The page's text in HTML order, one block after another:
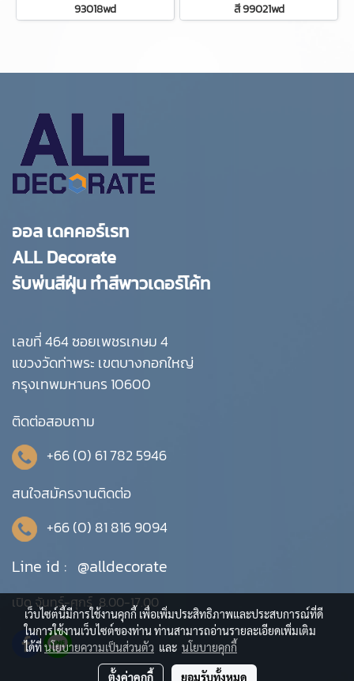
93018wd สี 99021wd
ออล เดคคอร์เรท
ALL Decorate
รับพ่นสีฝุ่น ทำสีพาวเดอร์โค้ท
เลขที่ 464 ซอยเพชรเกษม 4
แขวงวัดท่าพระ เขตบางกอกใหญ่
กรุงเทพมหานคร 10600
ติดต่อสอบถาม
+66 (0) 61 782 5946
สนใจสมัครงานติดต่อ
+66 (0) 81 816 9094
Line id : @alldecorate
เปิด จันทร์-ศุกร์ 8.00-17.00
เว็บไซต์นี้มีการใช้งานคุกกี้ เพื่อเพิ่มประสิทธิภาพและประสบการณ์ที่ดี
ในการใช้งานเว็บไซต์ของท่าน ท่านสามารถอ่านรายละเอียดเพิ่มเติม
ได้ที่นโยบายความเป็นส่วนตัว และ นโยบายคุกกี้
ตั้งค่าคุกกี้ ยอมรับทั้งหมด